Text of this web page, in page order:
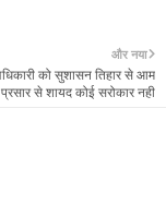
और नया
को सुशासन तिहार से आम
से शायद कोई सरोकार नही